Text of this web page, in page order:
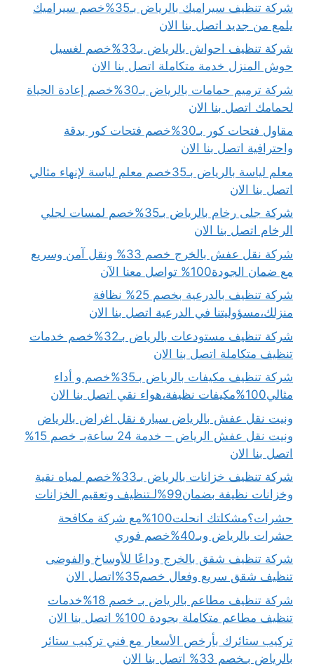
شركة تنظيف سيراميك بالرياض بـ35%خصم سيراميك
يلمع من جديد اتصل بنا الان
شركة تنظيف احواش بالرياض بـ33%خصم لغسيل
حوش المنزل خدمة متكاملة اتصل بنا الان
شركة ترميم حمامات بالرياض بـ30%خصم إعادة الحياة
لحمامك اتصل بنا الان
مقاول فتحات كور بـ30%خصم فتحات كور بدقة
واحترافية اتصل بنا الان
معلم لياسة بالرياض بـ35خصم معلم لياسة لإنهاء مثالي
اتصل بنا الان
شركة جلى رخام بالرياض بـ35%خصم لمسات لجلي
الرخام اتصل بنا الان
شركة نقل عفش بالخرج خصم 33% ونقل آمن وسريع
مع ضمان الجودة100% تواصل معنا الآن
شركة تنظيف بالدرعية بخصم 25% نظافة
منزلك،مسؤوليتنا في الدرعية اتصل بنا الان
شركة تنظيف مستودعات بالرياض بـ32%خصم خدمات
تنظيف متكاملة اتصل بنا الان
شركة تنظيف مكيفات بالرياض بـ35%خصم و أداء
مثالي100%مكيفات نظيفة،هواء نقي اتصل بنا الان
ونيت نقل عفش بالرياض سيارة نقل اغراض بالرياض
ونيت نقل عفش الرياض – خدمة 24 ساعةبـ خصم 15%
اتصل بنا الان
شركة تنظيف خزانات بالرياض بـ33%خصم لمياه نقية
وخزانات نظيفة بضمان99%لـتنظيف وتعقيم الخزانات
حشرات؟مشكلتك انحلت100%مع شركة مكافحة
حشرات بالرياض وبـ40%خصم فوري
شركة تنظيف شقق بالخرج وداعًا للأوساخ والفوضى
تنظيف شقق سريع وفعال خصم35%اتصل الان
شركة تنظيف مطاعم بالرياض بـ خصم 18%خدمات
تنظيف مطاعم متكاملة بجودة 100% اتصل بنا الان
تركيب ستائرك بأرخص الأسعار مع فني تركيب ستائر
بالرياض بـخصم 33% اتصل بنا الان